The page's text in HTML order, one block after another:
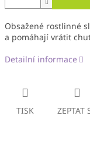
Obsažené rostlinné
a pomáhají vrátit
Detailní informace
TISK ZEPTAT